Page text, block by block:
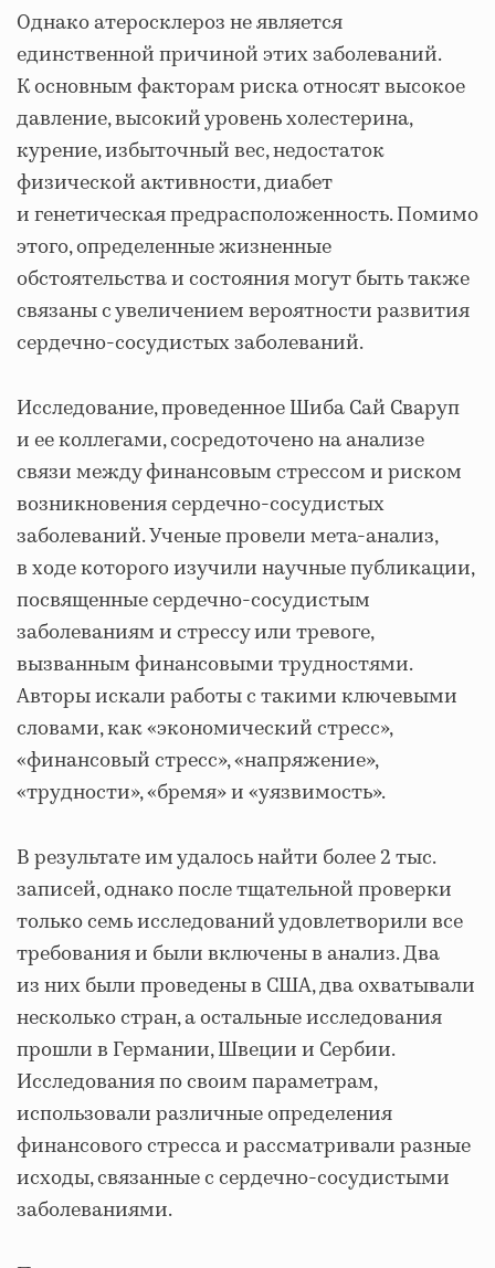
Однако атеросклероз не является
единственной причиной этих заболеваний.
К основным факторам риска относят высокое
давление, высокий уровень холестерина,
курение, избыточный вес, недостаток
физической активности, диабет
и генетическая предрасположенность. Помимо
этого, определенные жизненные
обстоятельства и состояния могут быть также
связаны с увеличением вероятности развития
сердечно-сосудистых заболеваний.
Исследование, проведенное Шиба Сай Сваруп
и ее коллегами, сосредоточено на анализе
связи между финансовым стрессом и риском
возникновения сердечно-сосудистых
заболеваний. Ученые провели мета-анализ,
в ходе которого изучили научные публикации,
посвященные сердечно-сосудистым
заболеваниям и стрессу или тревоге,
вызванным финансовыми трудностями.
Авторы искали работы с такими ключевыми
словами, как «экономический стресс»,
«финансовый стресс», «напряжение»,
«трудности», «бремя» и «уязвимость».
В результате им удалось найти более 2 тыс.
записей, однако после тщательной проверки
только семь исследований удовлетворили все
требования и были включены в анализ. Два
из них были проведены в США, два охватывали
несколько стран, а остальные исследования
прошли в Германии, Швеции и Сербии.
Исследования по своим параметрам,
использовали различные определения
финансового стресса и рассматривали разные
исходы, связанные с сердечно-сосудистыми
заболеваниями.